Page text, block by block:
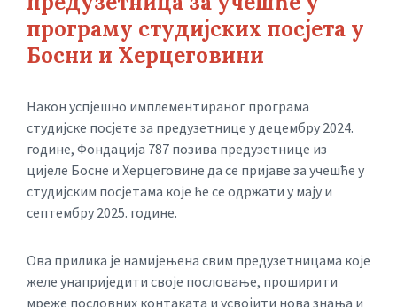
програму студијских посјета у
Босни и Херцеговини
Након успјешно имплементираног програма
студијске посјете за предузетнице у децембру 2024.
године, Фондација 787 позива предузетнице из
цијеле Босне и Херцеговине да се пријаве за учешће у
студијским посјетама које ће се одржати у мају и
септембру 2025. године.
Ова прилика је намијењена свим предузетницама које
желе унаприједити своје пословање, проширити
мреже пословних контаката и усвојити нова знања и